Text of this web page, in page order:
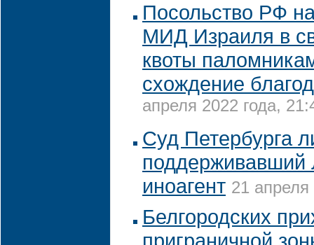
Посольство РФ
МИД Израиля в
квоты
схождение
апреля 2022 года,
Суд Петербурга
иноагент 21 апреля
Белгородских